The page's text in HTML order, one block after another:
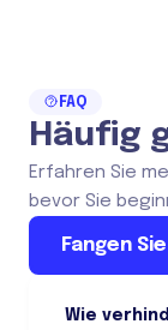
FAQ
Häufig
Erfahren Sie
bevor Sie
Fangen
Wie